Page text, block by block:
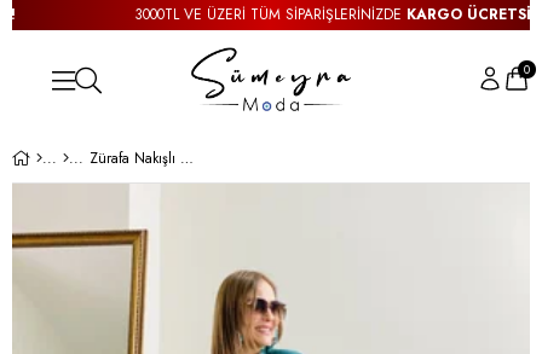
3000TL VE ÜZERİ TÜM SİPARİŞLERİNİZDEKARGO ÜCRETSİZ!
0
Zürafa Nakışlı Yeşil Gömlek Elbise